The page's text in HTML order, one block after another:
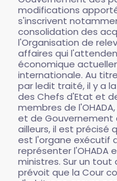
modifications
s'inscrivent
consolidation des
l'Organisation de
affaires qui
économique
internationale. Au
par ledit traité, il y a
des Chefs d'Etat et
membres de
et de Gouvernement
ailleurs, il est précisé
est l'organe exécutif
représenter l'OHADA
ministres. Sur un
prévoit que la Cour